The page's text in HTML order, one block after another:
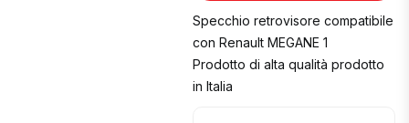
Carrello
Specchio retrovisore compatibile
con Renault MEGANE 1
Prodotto di alta qualità prodotto
in Italia